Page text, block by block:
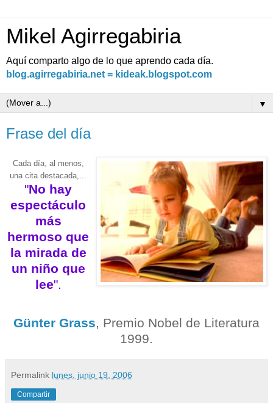
Mikel Agirregabiria
Aquí comparto algo de lo que aprendo cada día.
blog.agirregabiria.net = kideak.blogspot.com
▼
Frase del día
Cada día, al menos,
una cita destacada,...
"No hay
espectáculo
más
hermoso que
la mirada de
un niño que
lee".
Günter Grass, Premio Nobel de Literatura
1999.
Permalink lunes, junio 19, 2006
Compartir